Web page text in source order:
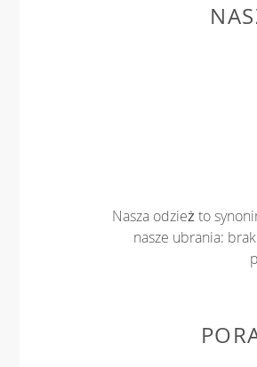
Nasza odzież to
nasze ubrania: